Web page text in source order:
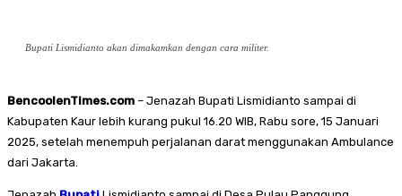
Bupati Lismidianto akan dimakamkan dengan cara militer.
BencoolenTimes.com – Jenazah Bupati Lismidianto sampai di
Kabupaten Kaur lebih kurang pukul 16.20 WIB, Rabu sore, 15 Januari
2025, setelah menempuh perjalanan darat menggunakan Ambulance
dari Jakarta.